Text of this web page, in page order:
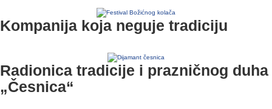
Kompanija koja neguje tradiciju
Radionica tradicije i prazničnog duha
„Česnica“